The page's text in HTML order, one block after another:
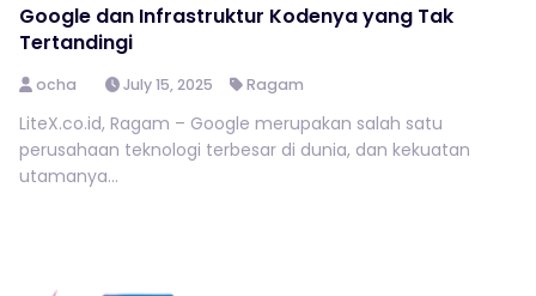
Google dan Infrastruktur Kodenya yang Tak
Tertandingi
ocha July 15, 2025 Ragam
LiteX.co.id, Ragam – Google merupakan salah satu
perusahaan teknologi terbesar di dunia, dan kekuatan
utamanya...